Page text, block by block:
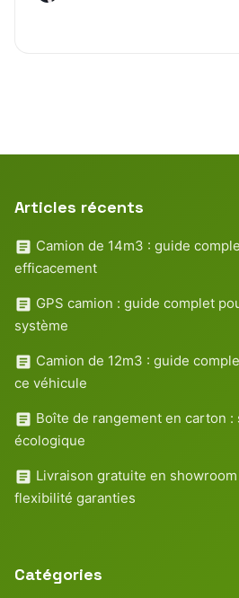
Articles récents
Camion de 14m3 : guide
efficacement
GPS camion : guide complet
système
Camion de 12m3 : guide
ce véhicule
Boîte de rangement en carton
écologique
Livraison gratuite en
flexibilité garanties
Catégories